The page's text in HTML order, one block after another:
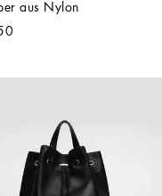
aus Nylon